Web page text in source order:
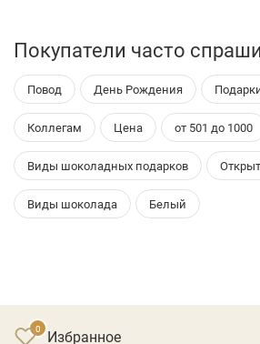
Покупатели часто
Повод День Рождения
Коллегам Цена от 501 до 1000
Виды шоколадных подарков
Виды шоколада Белый
Избранное